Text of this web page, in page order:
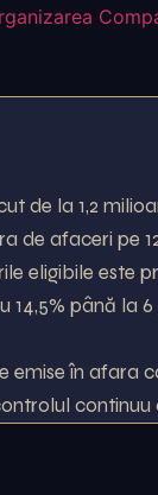
la 1,2
de afaceri pe
eligibile este
până
în afara